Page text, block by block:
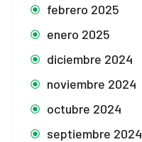
febrero 2025
enero 2025
diciembre 2024
noviembre 2024
octubre 2024
septiembre 2024